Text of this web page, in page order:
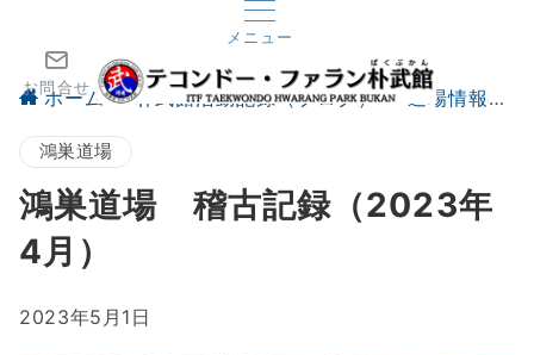
メニュー
お問合せ
ホーム 朴武館活動記録（ブログ） 道場情報
鴻巣道場
鴻巣道場 稽古記録（2023年
4月）
2023年5月1日